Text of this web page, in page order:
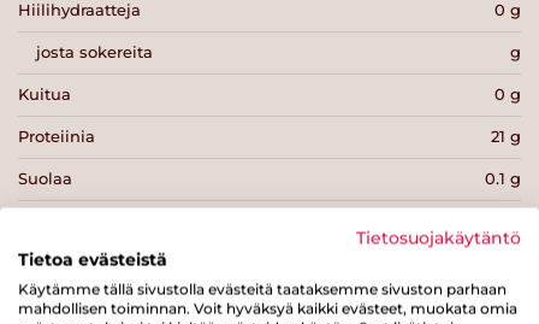
Hiilihydraatteja 0 g
josta sokereita g
Kuitua 0 g
Proteiinia 21 g
Suolaa 0.1 g
Tietosuojakäytäntö
Tietoa evästeistä
Käytämme tällä sivustolla evästeitä taataksemme sivuston parhaan
mahdollisen toiminnan. Voit hyväksyä kaikki evästeet, muokata omia